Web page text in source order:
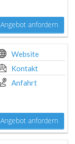
Angebot anfordern
Website
Kontakt
Anfahrt
Angebot anfordern